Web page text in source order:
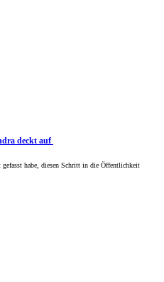
deckt auf
habe, diesen Schritt in die Öffentlichkeit